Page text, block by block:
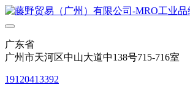
广东省
广州市天河区中山大道中138号715-716室
19120413392